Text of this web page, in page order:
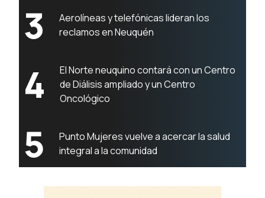
3
Aerolíneas y telefónicas lideran los
reclamos en Neuquén
4
El Norte neuquino contará con un Centro
de Diálisis ampliado y un Centro
Oncológico
5
Punto Mujeres vuelve a acercar la salud
integral a la comunidad